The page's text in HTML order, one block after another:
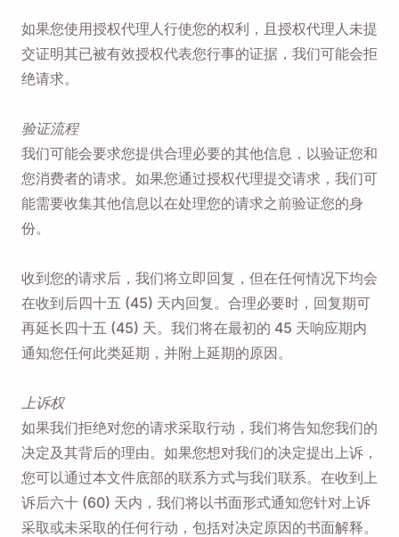
如果您使用授权代理人行使您的权利，且授权代理人未提
交证明其已被有效授权代表您行事的证据，我们可能会拒
绝请求。
验证流程
我们可能会要求您提供合理必要的其他信息，以验证您和
您消费者的请求。如果您通过授权代理提交请求，我们可
能需要收集其他信息以在处理您的请求之前验证您的身
份。
收到您的请求后，我们将立即回复，但在任何情况下均会
在收到后四十五 (45) 天内回复。合理必要时，回复期可
再延长四十五 (45) 天。我们将在最初的 45 天响应期内
通知您任何此类延期，并附上延期的原因。
上诉权
如果我们拒绝对您的请求采取行动，我们将告知您我们的
决定及其背后的理由。如果您想对我们的决定提出上诉，
您可以通过本文件底部的联系方式与我们联系。在收到上
诉后六十 (60) 天内，我们将以书面形式通知您针对上诉
采取或未采取的任何行动，包括对决定原因的书面解释。